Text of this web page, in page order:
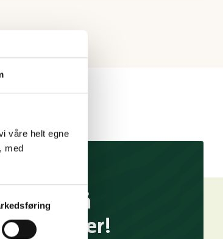
våre helt egne
med
oss på
medier!